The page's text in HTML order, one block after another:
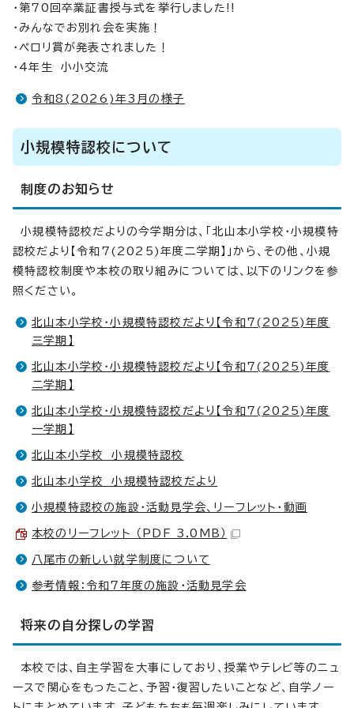
・第70回卒業証書授与式を挙行しました!!
・みんなでお別れ会を実施！
・ペロリ賞が発表されました！
・4年生 小小交流
令和8(2026)年3月の様子
小規模特認校について
制度のお知らせ
小規模特認校だよりの今学期分は、「北山本小学校・小規模特
認校だより【令和7(2025)年度二学期】」から、その他、小規
模特認校制度や本校の取り組みについては、以下のリンクを参
照ください。
北山本小学校・小規模特認校だより【令和7(2025)年度
三学期】
北山本小学校・小規模特認校だより【令和7(2025)年度
二学期】
北山本小学校・小規模特認校だより【令和7(2025)年度
一学期】
北山本小学校 小規模特認校
北山本小学校 小規模特認校だより
小規模特認校の施設・活動見学会、リーフレット・動画
本校のリーフレット （PDF 3.0MB）
八尾市の新しい就学制度について
参考情報：令和7年度の施設・活動見学会
将来の自分探しの学習
本校では、自主学習を大事にしており、授業やテレビ等のニュ
ースで関心をもったこと、予習・復習したいことなど、自学ノー